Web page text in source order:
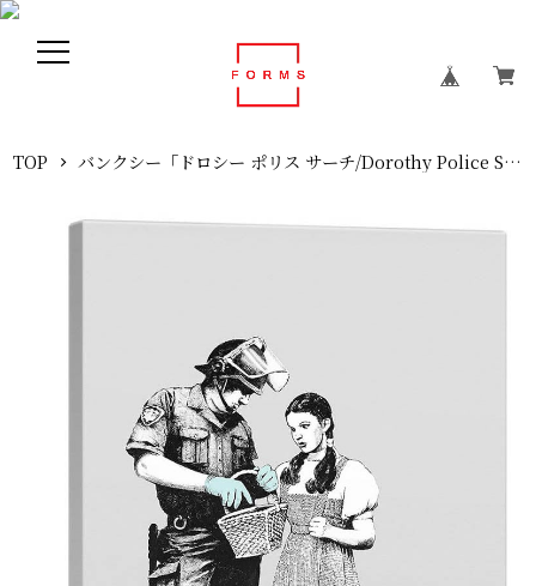
TOP バンクシー「ドロシー ポリス サーチ/Dorothy Police Search」展示用フック付きキャンバスジークレ